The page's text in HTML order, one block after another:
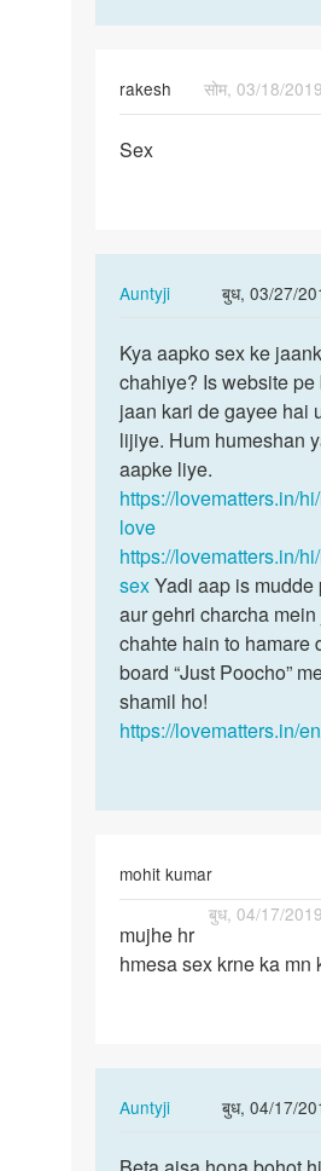
rakesh
सोम, 03/18/2019
Sex
Sex
Auntyji
बुध, 03/27/
In
to
Sex
by
rakesh
Kya
aapko
sex
ke
jaankari…
Kya aapko sex ke
chahiye? Is website pe
jaan kari de gayee hai
lijiye. Hum humeshan
aapke liye.
https://lovematters.in/
love
https://lovematters.in/
sexYadi aap is mudde
aur gehri charcha
chahte hain to hamare
board “Just Poocho”
shamil ho!
https://lovematters.in/
mohit kumar
बुध, 04/17/2019
mujhe
hr
mujhe hr
hmesa sex krne ka mn
Auntyji
बुध, 04/17/
In
to
Beta